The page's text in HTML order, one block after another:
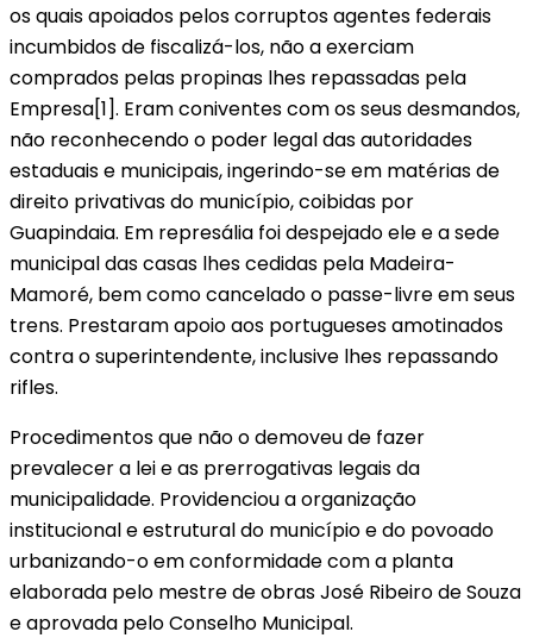
os quais apoiados pelos corruptos agentes federais
incumbidos de fiscalizá-los, não a exerciam
comprados pelas propinas lhes repassadas pela
Empresa[1]. Eram coniventes com os seus desmandos,
não reconhecendo o poder legal das autoridades
estaduais e municipais, ingerindo-se em matérias de
direito privativas do município, coibidas por
Guapindaia. Em represália foi despejado ele e a sede
municipal das casas lhes cedidas pela Madeira-
Mamoré, bem como cancelado o passe-livre em seus
trens. Prestaram apoio aos portugueses amotinados
contra o superintendente, inclusive lhes repassando
rifles.
Procedimentos que não o demoveu de fazer
prevalecer a lei e as prerrogativas legais da
municipalidade. Providenciou a organização
institucional e estrutural do município e do povoado
urbanizando-o em conformidade com a planta
elaborada pelo mestre de obras José Ribeiro de Souza
e aprovada pelo Conselho Municipal.